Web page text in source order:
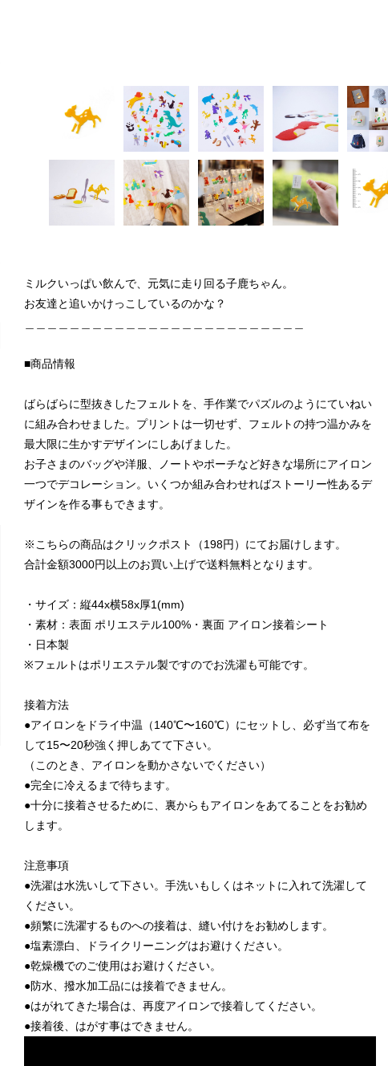
ミルクいっぱい飲んで、元気に走り回る子鹿ちゃん。
お友達と追いかけっこしているのかな？
■商品情報
ばらばらに型抜きしたフェルトを、手作業でパズルのようにていねい
に組み合わせました。プリントは一切せず、フェルトの持つ温かみを
最大限に生かすデザインにしあげました。
お子さまのバッグや洋服、ノートやポーチなど好きな場所にアイロン
一つでデコレーション。いくつか組み合わせればストーリー性あるデ
ザインを作る事もできます。
※こちらの商品はクリックポスト（198円）にてお届けします。
合計金額3000円以上のお買い上げで送料無料となります。
・サイズ：縦44x横58x厚1(mm)
・素材：表面 ポリエステル100%・裏面 アイロン接着シート
・日本製
※フェルトはポリエステル製ですのでお洗濯も可能です。
接着方法
●アイロンをドライ中温（140℃〜160℃）にセットし、必ず当て布を
して15〜20秒強く押しあてて下さい。
（このとき、アイロンを動かさないでください）
●完全に冷えるまで待ちます。
●十分に接着させるために、裏からもアイロンをあてることをお勧め
します。
注意事項
●洗濯は水洗いして下さい。手洗いもしくはネットに入れて洗濯して
ください。
●頻繁に洗濯するものへの接着は、縫い付けをお勧めします。
●塩素漂白、ドライクリーニングはお避けください。
●乾燥機でのご使用はお避けください。
●防水、撥水加工品には接着できません。
●はがれてきた場合は、再度アイロンで接着してください。
●接着後、はがす事はできません。